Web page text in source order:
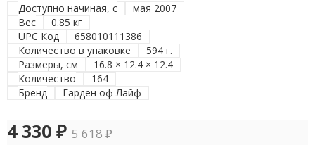
Доступно начиная, с
мая 2007
Вес
0.85 кг
UPC Код
658010111386
Количество в упаковке
594 г.
Размеры, см
16.8 × 12.4 × 12.4
Количество
164
Бренд
Гарден оф Лайф
4 330 ₽ 5 618₽